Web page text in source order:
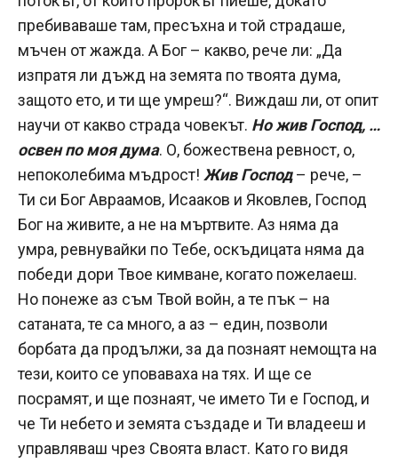
пребиваваше там, пресъхна и той страдаше,
мъчен от жажда. А Бог – какво, рече ли: „Да
изпратя ли дъжд на земята по твоята дума,
защото ето, и ти ще умреш?“. Виждаш ли, от опит
научи от какво страда човекът. Но жив Господ, …
освен по моя дума. О, божествена ревност, о,
непоколебима мъдрост! Жив Господ– рече, –
Ти си Бог Авраамов, Исааков и Яковлев, Господ
Бог на живите, а не на мъртвите. Аз няма да
умра, ревнувайки по Тебе, оскъдицата няма да
победи дори Твое кимване, когато пожелаеш.
Но понеже аз съм Твой войн, а те пък – на
сатаната, те са много, а аз – един, позволи
борбата да продължи, за да познаят немощта на
тези, които се уповаваха на тях. И ще се
посрамят, и ще познаят, че името Ти е Господ, и
че Ти небето и земята създаде и Ти владееш и
управляваш чрез Своята власт. Като го видя